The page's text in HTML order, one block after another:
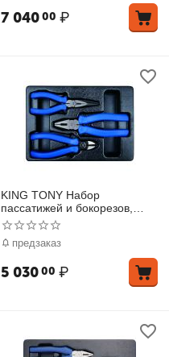
7 04000 ₽
KING TONY Набор
пассатижей и бокорезов,
ложемент, 3 предмета
предзаказ
5 03000 ₽